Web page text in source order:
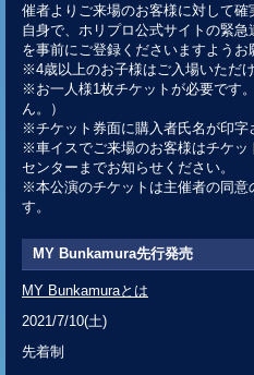
催者よりご来場のお客様に対して
自身で、ホリプロ公式サイトの緊
を事前にご登録くださいますようお
※4歳以上のお子様はご入場いただけ
※お一人様1枚チケットが必要です
ん。）
※チケット券面に購入者氏名が印字
※車イスでご来場のお客様はチケッ
センターまでお知らせください。
※本公演のチケットは主催者の同意
す。
MY Bunkamura先行発売
MY Bunkamuraとは
2021/7/10(土)
先着制